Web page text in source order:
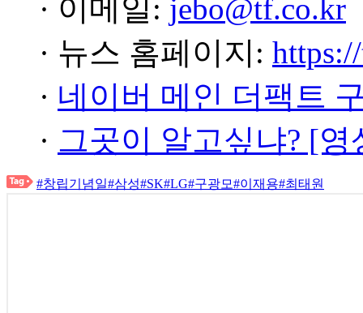
· 이메일: jebo@tf.co.kr
· 뉴스 홈페이지:
· 네이버 메인 더팩트
· 그곳이 알고싶냐? [
#창립기념일#삼성#SK#LG#구광모#이재용#최태원